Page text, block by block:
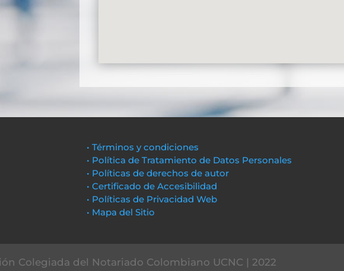
• Términos y condiciones
• Política de Tratamiento de Datos Personales
• Políticas de derechos de autor
• Certificado de Accesibilidad
• Políticas de Privacidad Web
• Mapa del Sitio
Colegiada del Notariado Colombiano UCNC | 2022